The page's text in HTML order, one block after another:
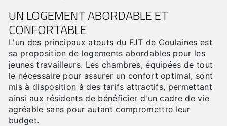
UN LOGEMENT ABORDABLE ET
CONFORTABLE
L'un des principaux atouts du FJT de Coulaines est
sa proposition de logements abordables pour les
jeunes travailleurs. Les chambres, équipées de tout
le nécessaire pour assurer un confort optimal, sont
mis à disposition à des tarifs attractifs, permettant
ainsi aux résidents de bénéficier d'un cadre de vie
agréable sans pour autant compromettre leur
budget.